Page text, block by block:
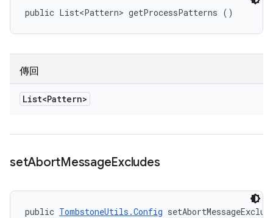
public List<Pattern> getProcessPatterns ()
傳回
List<Pattern>
setAbortMessageExcludes
public TombstoneUtils.Config